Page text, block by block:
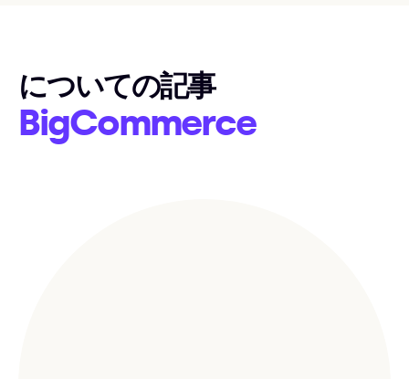
についての記事
BigCommerce